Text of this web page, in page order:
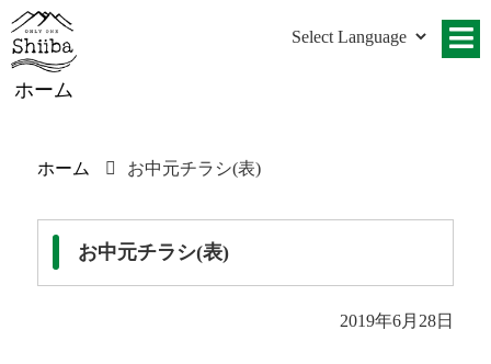
ホーム
ホーム お中元チラシ(表)
お中元チラシ(表)
2019年6月28日